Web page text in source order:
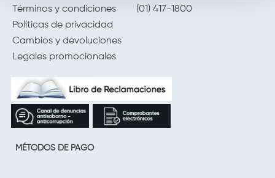
Términos y condiciones
Políticas de privacidad
Cambios y devoluciones
Legales promocionales
(01) 417-1800
MÉTODOS DE PAGO